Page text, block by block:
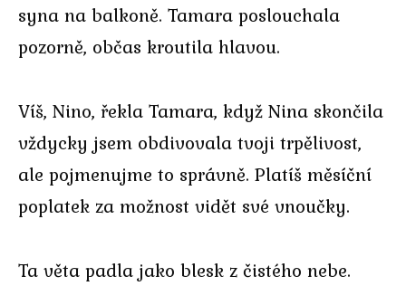
syna na balkoně. Tamara poslouchala
pozorně, občas kroutila hlavou.
Víš, Nino, řekla Tamara, když Nina skončila
vždycky jsem obdivovala tvoji trpělivost,
ale pojmenujme to správně. Platíš měsíční
poplatek za možnost vidět své vnoučky.
Ta věta padla jako blesk z čistého nebe.